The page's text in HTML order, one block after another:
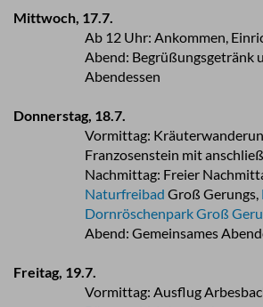
Mittwoch, 17.7.
Ab 12 Uhr: Ankommen,
Abend: Begrüßungsgetränk
Abendessen
Donnerstag, 18.7.
Vormittag:
Franzosenstein mit
Nachmittag: Freier
Naturfreibad Groß Gerungs,
Dornröschenpark Groß
Abend: Gemeinsames
Freitag, 19.7.
Vormittag: Ausflug